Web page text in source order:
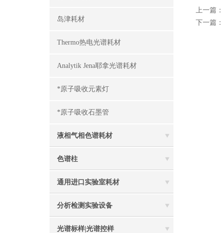
岛津耗材
Thermo热电光谱耗材
Analytik Jena耶拿光谱耗材
*原子吸收元素灯
*原子吸收石墨管
液相气相色谱耗材
色谱柱
通用进口实验室耗材
分析检测实验设备
光谱标样|光谱控样
上一篇
下一篇